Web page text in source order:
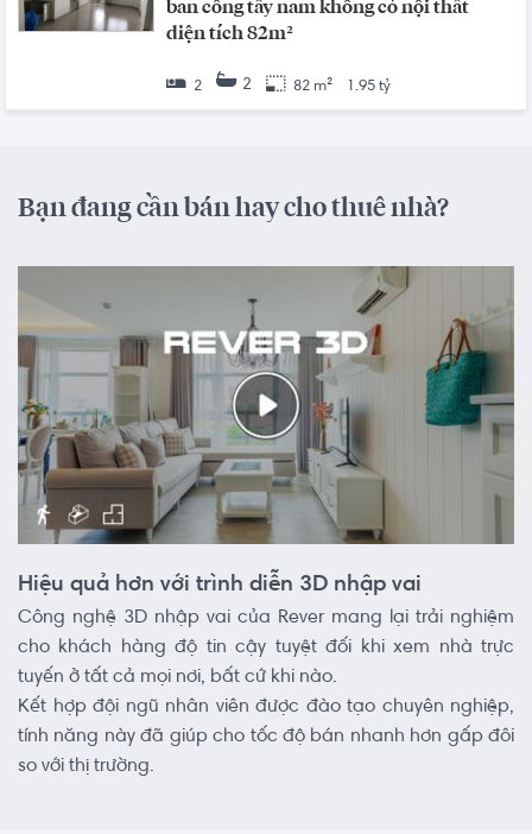
ban công tây nam không có nội thất
diện tích 82m²
2 2 82 m² 1.95 tỷ
Bạn đang cần bán hay cho thuê nhà?
Hiệu quả hơn với trình diễn 3D nhập vai
Công nghệ 3D nhập vai của Rever mang lại trải nghiệm
cho khách hàng độ tin cậy tuyệt đối khi xem nhà trực
tuyến ở tất cả mọi nơi, bất cứ khi nào.
Kết hợp đội ngũ nhân viên được đào tạo chuyên nghiệp,
tính năng này đã giúp cho tốc độ bán nhanh hơn gấp đôi
so với thị trường.